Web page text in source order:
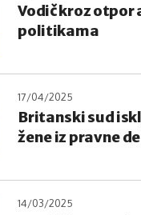
Vodič kroz
politikama
17/04/2025
Britanski sud
žene iz pravne
14/03/2025